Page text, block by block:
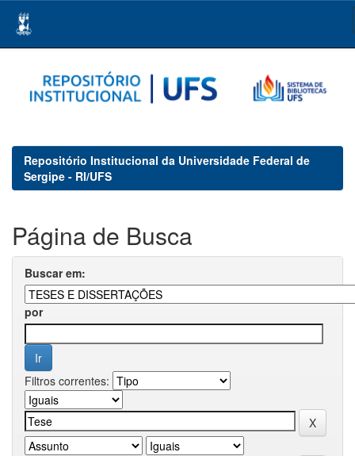
navigation
Repositório Institucional da Universidade Federal de
Sergipe - RI/UFS
Página de Busca
Buscar em:
por
Filtros correntes: